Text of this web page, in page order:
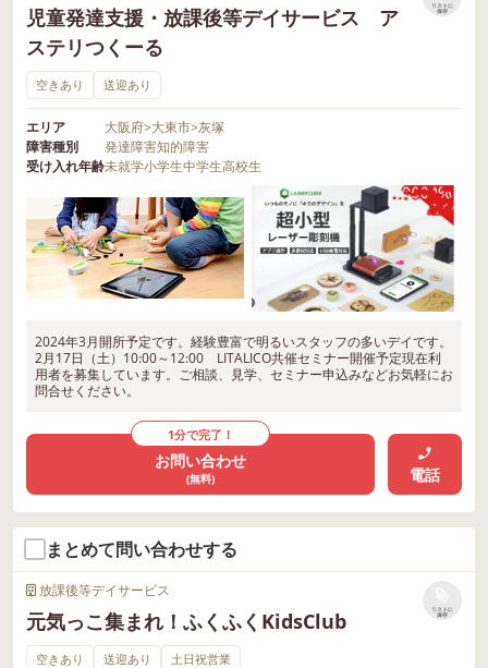
児童発達支援・放課後等デイサービス ア
ステリつくーる
リストに
保存
空きあり 送迎あり
エリア 大阪府>大東市>灰塚
障害種別
発達障害知的障害
受け入れ年齢未就学小学生中学生高校生
2024年3月開所予定です。経験豊富で明るいスタッフの多いデイです。
2月17日（土）10:00～12:00 LITALICO共催セミナー開催予定現在利
用者を募集しています。ご相談、見学、セミナー申込みなどお気軽にお
問合せください。
1分で完了！
お問い合わせ
(無料) 電話
まとめて問い合わせする
放課後等デイサービス
元気っこ集まれ！ふくふくKidsClub
リストに
保存
空きあり 送迎あり 土日祝営業